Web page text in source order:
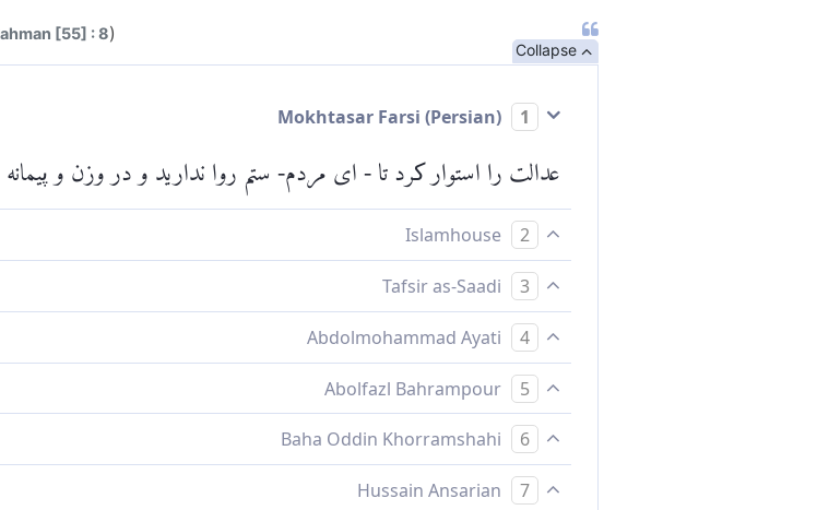
[55] : 8)
Collapse
1
عدالت را استوار کرد تا - ای مردم- ستم روا ندارید و در وزن و
2
[ای مردم، چنین کرد] تا در وزن و پیمانه، [به یکدیگر] ستم نکنید؛
3
Please check ayah 55:13 for complete tafsir.
4
تا در ترازو تجاوز مكنيد
5
تا در وزن كردن خلاف نكنيد
6
از بهر آنکه در ترازو از حد تجاوز مکنید
7